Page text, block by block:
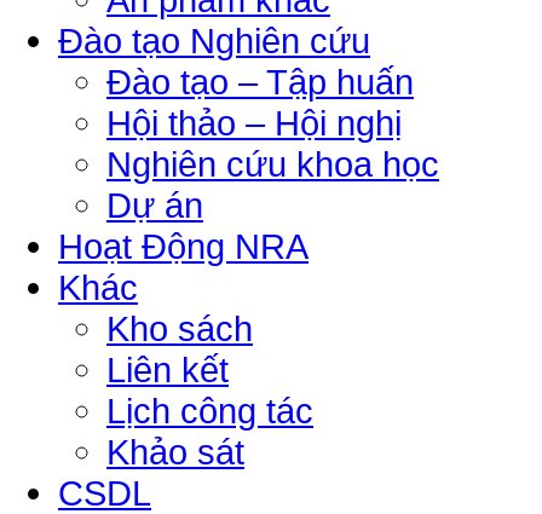
Đào tạo Nghiên cứu
Đào tạo – Tập huấn
Hội thảo – Hội nghị
Nghiên cứu khoa học
Dự án
Hoạt Động NRA
Khác
Kho sách
Liên kết
Lịch công tác
Khảo sát
CSDL